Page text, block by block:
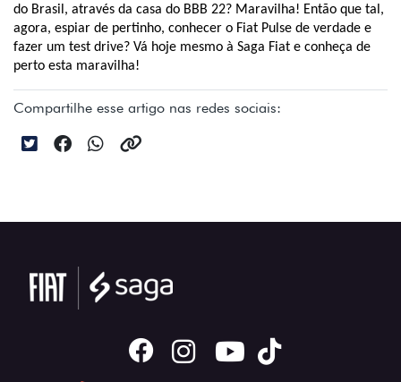
do Brasil, através da casa do BBB 22? Maravilha! Então que tal,
agora, espiar de pertinho, conhecer o Fiat Pulse de verdade e
fazer um test drive? Vá hoje mesmo à Saga Fiat e conheça de
perto esta maravilha!
Compartilhe esse artigo nas redes sociais: